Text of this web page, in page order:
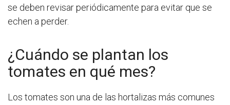
se deben revisar periódicamente para evitar que se
echen a perder.
¿Cuándo se plantan los
tomates en qué mes?
Los tomates son una de las hortalizas más comunes